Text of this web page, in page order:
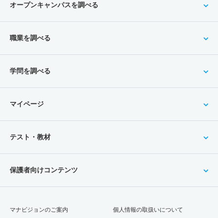
オープンキャンパスを調べる
職業を調べる
学問を調べる
マイページ
テスト・教材
保護者向けコンテンツ
マナビジョンのご案内 個人情報の取扱いについて